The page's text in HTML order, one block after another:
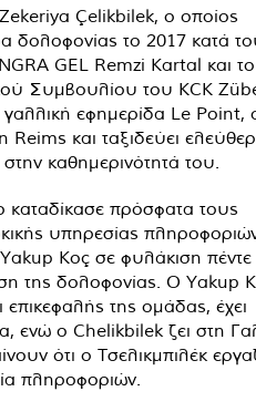
Çelikbilek, ο οποίος
δολοφονίας το 2017 κατά
GEL Remzi Kartal και
Συμβουλίου του KCK
εφημερίδα Le Point,
Reims και ταξιδεύει
καθημερινότητά του.
καταδίκασε πρόσφατα τους
υπηρεσίας
Koç σε φυλάκιση πέντε
της δολοφονίας. Ο Yakup
επικεφαλής της ομάδας, έχει
ενώ ο Chelikbilek ζει στη
ότι ο Τσελικμπιλέκ
πληροφοριών.